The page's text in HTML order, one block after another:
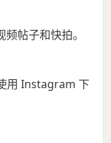
帖子和快拍。
用 Instagram 下